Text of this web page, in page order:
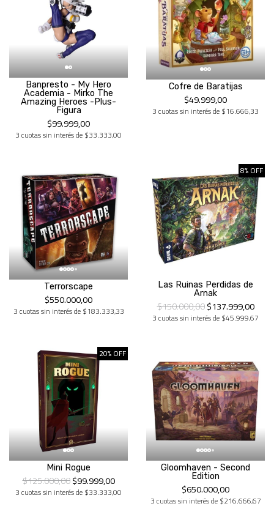
Banpresto - My Hero
Academia - Mirko The
Amazing Heroes -Plus-
Figura
$99.999,00
3 cuotas sin interés de $33.333,00
Cofre de Baratijas
$49.999,00
3 cuotas sin interés de $16.666,33
Terrorscape
$550.000,00
3 cuotas sin interés de $183.333,33
8% OFF
Las Ruinas Perdidas de
Arnak
$150.000,00$137.999,00
3 cuotas sin interés de $45.999,67
20% OFF
Mini Rogue
$125.000,00$99.999,00
3 cuotas sin interés de $33.333,00
Gloomhaven - Second
Edition
$650.000,00
3 cuotas sin interés de $216.666,67